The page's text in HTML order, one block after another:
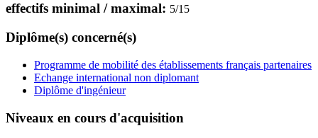
effectifs minimal / maximal: 5/15
Diplôme(s) concerné(s)
Programme de mobilité des établissements français partenaires
Echange international non diplomant
Diplôme d'ingénieur
Niveaux en cours d'acquisition